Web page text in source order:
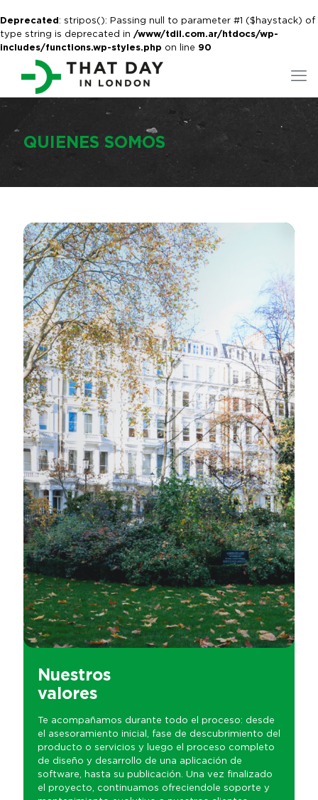
Deprecated: stripos(): Passing null to parameter #1 ($haystack) of
type string is deprecated in /www/tdil.com.ar/htdocs/wp-
includes/functions.wp-styles.php on line 90
QUIENES SOMOS
Nuestros
valores
Te acompañamos durante todo el proceso: desde
el asesoramiento inicial, fase de descubrimiento del
producto o servicios y luego el proceso completo
de diseño y desarrollo de una aplicación de
software, hasta su publicación. Una vez finalizado
el proyecto, continuamos ofreciendole soporte y